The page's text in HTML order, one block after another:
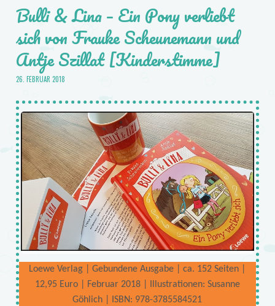
Bulli & Lina – Ein Pony verliebt
sich von Frauke Scheunemann und
Antje Szillat [Kinderstimme]
26. FEBRUAR 2018
Loewe Verlag | Gebundene Ausgabe | ca. 152 Seiten |
12,95 Euro | Februar 2018 | Illustrationen: Susanne
Göhlich | ISBN: 978-3785584521